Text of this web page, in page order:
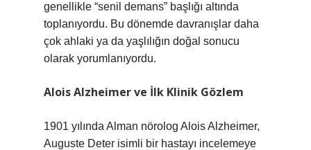
genellikle “senil demans” başlığı altında
toplanıyordu. Bu dönemde davranışlar daha
çok ahlaki ya da yaşlılığın doğal sonucu
olarak yorumlanıyordu.
Alois Alzheimer ve İlk Klinik Gözlem
1901 yılında Alman nörolog Alois Alzheimer,
Auguste Deter isimli bir hastayı incelemeye